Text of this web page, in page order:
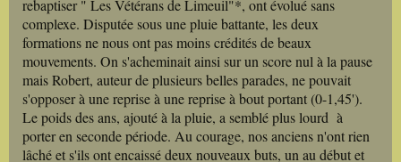
rebaptiser " Les Vétérans de Limeuil"*, ont évolué sans
complexe. Disputée sous une pluie battante, les deux
formations ne nous ont pas moins crédités de beaux
mouvements. On s'acheminait ainsi sur un score nul à la pause
mais Robert, auteur de plusieurs belles parades, ne pouvait
s'opposer à une reprise à une reprise à bout portant (0-1,45').
Le poids des ans, ajouté à la pluie, a semblé plus lourd à
porter en seconde période. Au courage, nos anciens n'ont rien
lâché et s'ils ont encaissé deux nouveaux buts, un au début et